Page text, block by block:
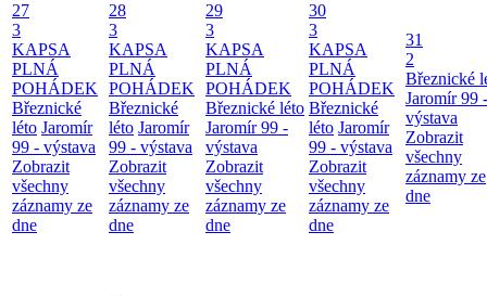
27
3
KAPSA
PLNÁ
POHÁDEK
Březnické
léto Jaromír
99 - výstava
Zobrazit
všechny
záznamy ze
dne
28
3
KAPSA
PLNÁ
POHÁDEK
Březnické
léto Jaromír
99 - výstava
Zobrazit
všechny
záznamy ze
dne
29
3
KAPSA
PLNÁ
POHÁDEK
Březnické léto
Jaromír 99 -
výstava
Zobrazit
všechny
záznamy ze
dne
30
3
KAPSA
PLNÁ
POHÁDEK
Březnické
léto Jaromír
99 - výstava
Zobrazit
všechny
záznamy ze
dne
31
2
Březnické
Jaromír 99 -
výstava
Zobrazit
všechny
záznamy ze
dne